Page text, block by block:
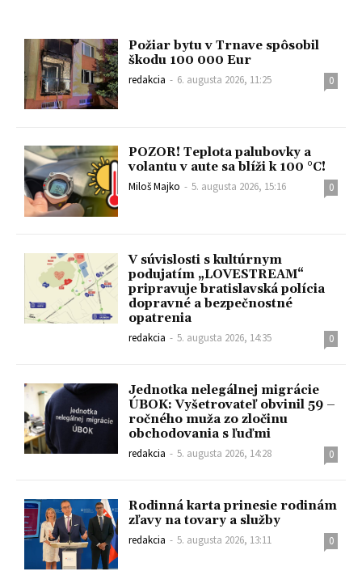
Požiar bytu v Trnave spôsobil
škodu 100 000 Eur
redakcia - 6. augusta 2026, 11:25 0
POZOR! Teplota palubovky a
volantu v aute sa blíži k 100 °C!
Miloš Majko - 5. augusta 2026, 15:16 0
V súvislosti s kultúrnym
podujatím „LOVESTREAM“
pripravuje bratislavská polícia
dopravné a bezpečnostné
opatrenia
redakcia - 5. augusta 2026, 14:35 0
Jednotka nelegálnej migrácie
ÚBOK: Vyšetrovateľ obvinil 59 –
ročného muža zo zločinu
obchodovania s ľuďmi
redakcia - 5. augusta 2026, 14:28 0
Rodinná karta prinesie rodinám
zľavy na tovary a služby
redakcia - 5. augusta 2026, 13:11 0